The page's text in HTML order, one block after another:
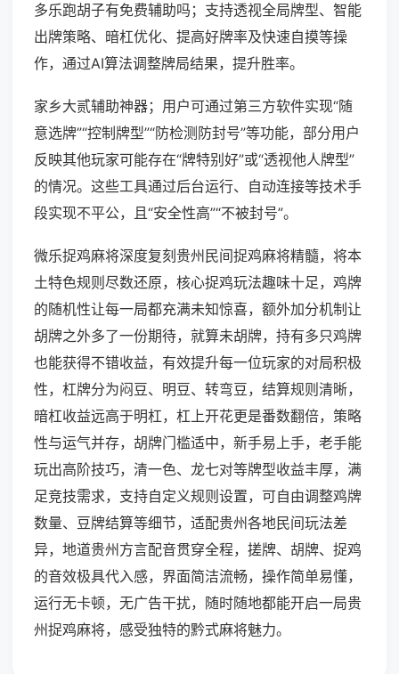
多乐跑胡子有免费辅助吗；支持透视全局牌型、智能
出牌策略、暗杠优化、提高好牌率及快速自摸等操
作，通过AI算法调整牌局结果，提升胜率。
家乡大贰辅助神器；用户可通过第三方软件实现“随
意选牌”“控制牌型”“防检测防封号”等功能，部分用户
反映其他玩家可能存在“牌特别好”或“透视他人牌型”
的情况。这些工具通过后台运行、自动连接等技术手
段实现不平公，且“安全性高”“不被封号”。
微乐捉鸡麻将深度复刻贵州民间捉鸡麻将精髓，将本
土特色规则尽数还原，核心捉鸡玩法趣味十足，鸡牌
的随机性让每一局都充满未知惊喜，额外加分机制让
胡牌之外多了一份期待，就算未胡牌，持有多只鸡牌
也能获得不错收益，有效提升每一位玩家的对局积极
性，杠牌分为闷豆、明豆、转弯豆，结算规则清晰，
暗杠收益远高于明杠，杠上开花更是番数翻倍，策略
性与运气并存，胡牌门槛适中，新手易上手，老手能
玩出高阶技巧，清一色、龙七对等牌型收益丰厚，满
足竞技需求，支持自定义规则设置，可自由调整鸡牌
数量、豆牌结算等细节，适配贵州各地民间玩法差
异，地道贵州方言配音贯穿全程，搓牌、胡牌、捉鸡
的音效极具代入感，界面简洁流畅，操作简单易懂，
运行无卡顿，无广告干扰，随时随地都能开启一局贵
州捉鸡麻将，感受独特的黔式麻将魅力。